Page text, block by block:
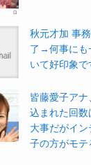
秋元才加 事
了→何事にも
いて好印象で
皆藤愛子ア
込まれた回
大事だがイ
子の方がモテ